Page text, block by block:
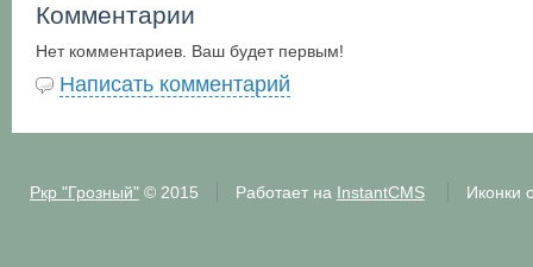
Комментарии
Нет комментариев. Ваш будет первым!
Написать комментарий
Ркр "Грозный"© 2015 Работает на InstantCMS Иконки